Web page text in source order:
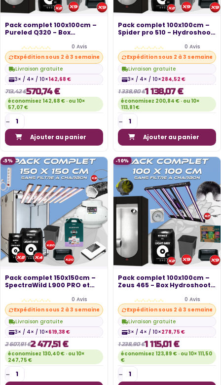
Pack complet 100x100cm –
Pureled Q320 - Box
0 Avis
Expédition sous 2 à 3 semaines
Livraison gratuite
3× / 4× / 10×142,68 €
713,42 €570,74 €
économisez 142,68 € · ou 10×
57,07 €
Ajouter au panier
Pack complet 100x100cm –
Spider pro 510 - Hydroshoot
0 Avis
Expédition sous 2 à 3 semaines
Livraison gratuite
3× / 4× / 10×284,52 €
1 338,90 €1 138,07 €
économisez 200,84 € · ou 10×
113,81 €
Ajouter au panier
-5%
Pack complet 150x150cm –
SpectraWild L900 PRO et
0 Avis
Expédition sous 2 à 3 semaines
Livraison gratuite
3× / 4× / 10×619,38 €
2 607,91 €2 477,51 €
économisez 130,40 € · ou 10×
247,75 €
-10%
Pack complet 100x100cm –
Zeus 465 - Box Hydroshoot
0 Avis
Expédition sous 2 à 3 semaines
Livraison gratuite
3× / 4× / 10×278,75 €
1 238,90 €1 115,01 €
économisez 123,89 € · ou 10× 111,50
€